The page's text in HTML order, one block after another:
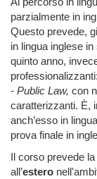
parzialmente in
Questo prevede,
in lingua inglese
quinto anno,
professionalizzanti:
- Public Law, con
caratterizzanti. È,
anch’esso in
prova finale in
Il corso prevede
all’estero